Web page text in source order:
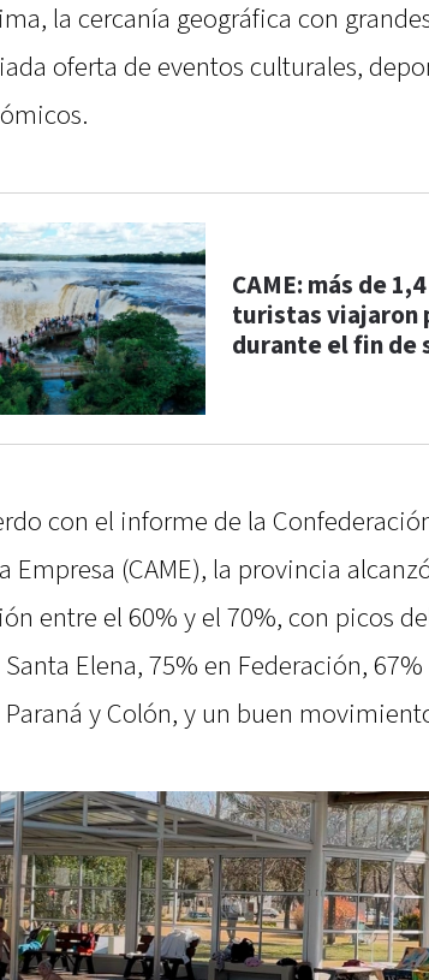
la cercanía geográfica con
oferta de eventos culturales,
CAME: más de
turistas viajaron
durante el fin de
con el informe de la
Empresa (CAME), la provincia
entre el 60% y el 70%, con picos
Elena, 75% en Federación,
y Colón, y un buen